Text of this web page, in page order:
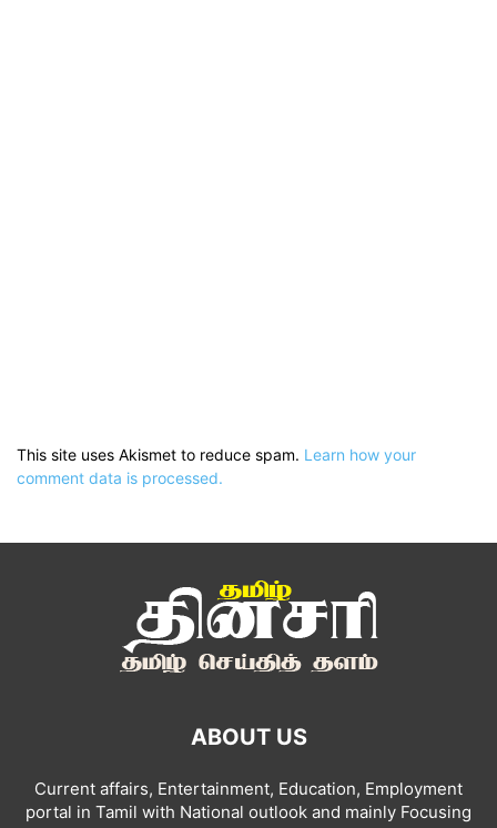
This site uses Akismet to reduce spam. Learn how your
comment data is processed.
ABOUT US
Current affairs, Entertainment, Education, Employment
portal in Tamil with National outlook and mainly Focusing